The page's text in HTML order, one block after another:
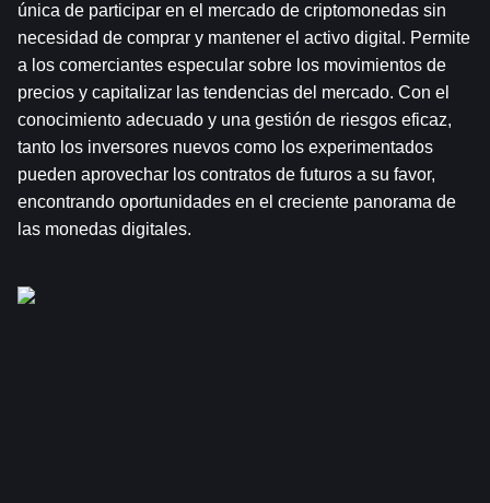
única de participar en el mercado de criptomonedas sin
necesidad de comprar y mantener el activo digital. Permite
a los comerciantes especular sobre los movimientos de
precios y capitalizar las tendencias del mercado. Con el
conocimiento adecuado y una gestión de riesgos eficaz,
tanto los inversores nuevos como los experimentados
pueden aprovechar los contratos de futuros a su favor,
encontrando oportunidades en el creciente panorama de
las monedas digitales.